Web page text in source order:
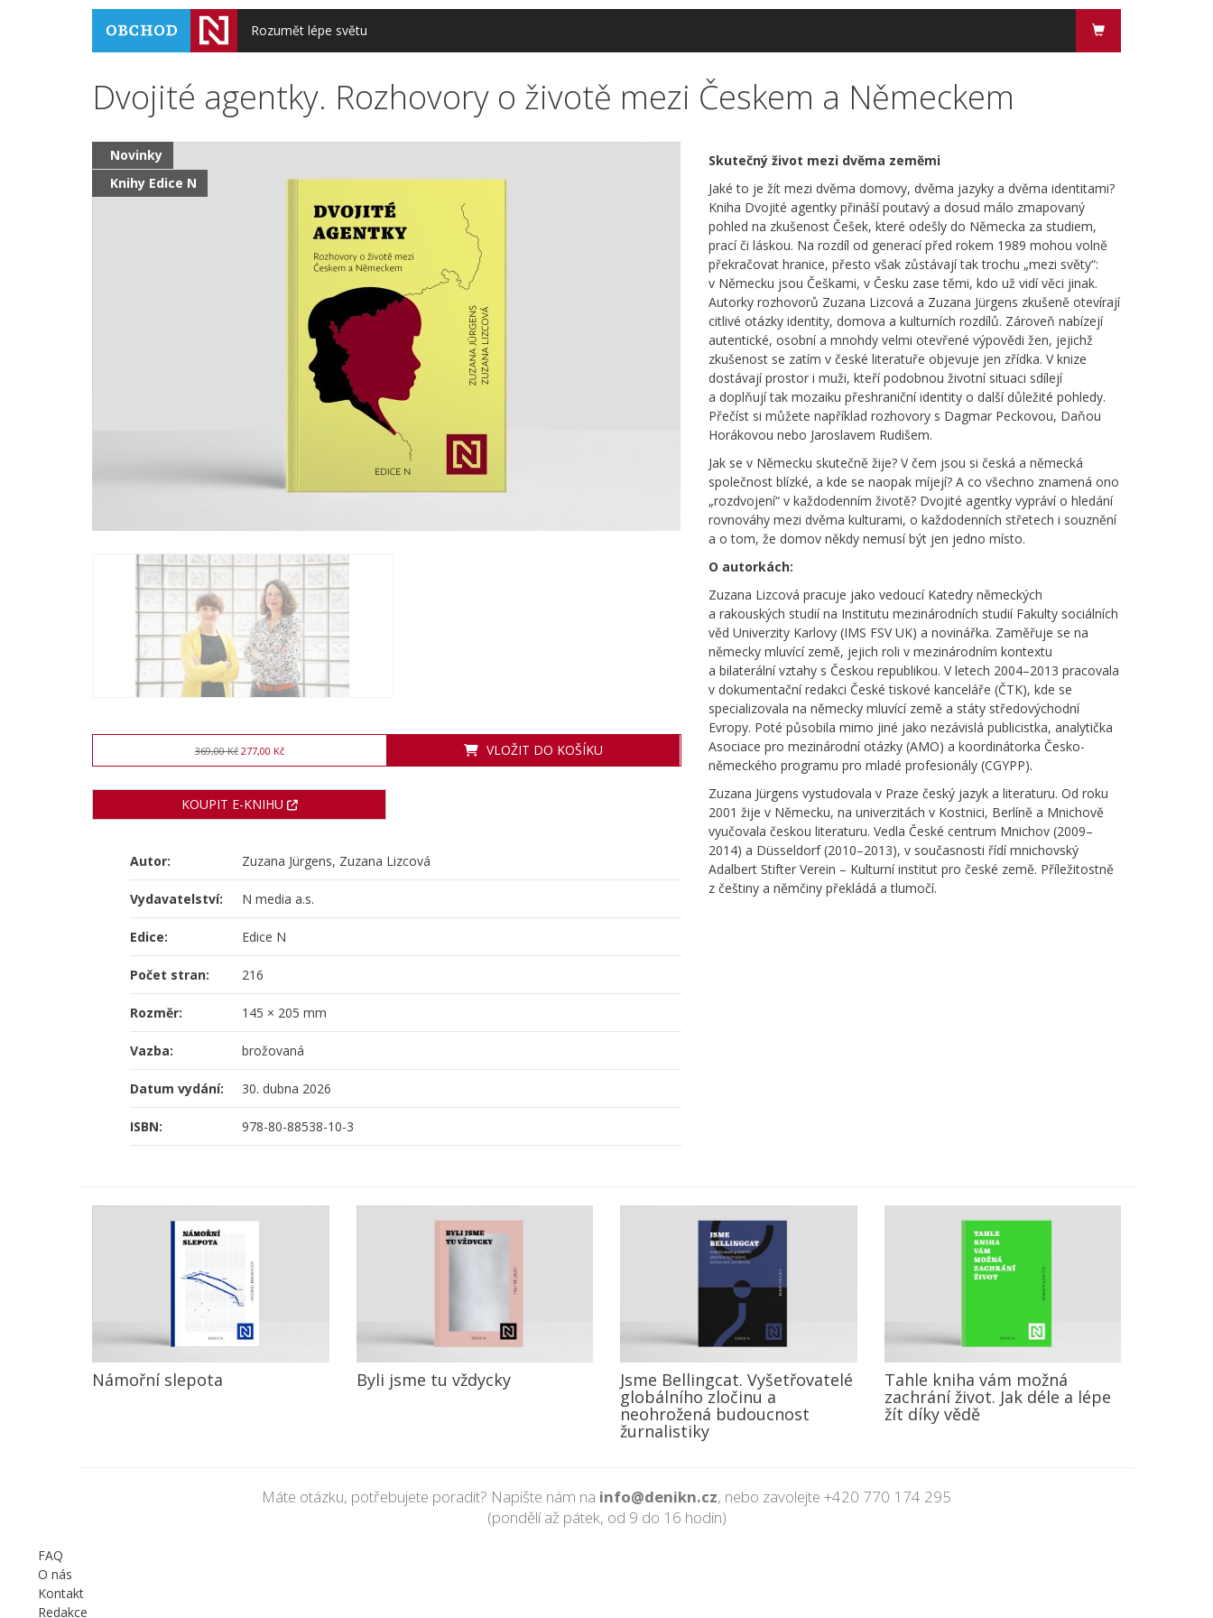
Rozumět lépe světu
Dvojité agentky. Rozhovory o životě mezi Českem a Německem
Novinky
Knihy Edice N
369,00 Kč 277,00 Kč VLOŽIT DO KOŠÍKU
KOUPIT E-KNIHU
Autor: Zuzana Jürgens, Zuzana Lizcová
Vydavatelství: N media a.s.
Edice: Edice N
Počet stran: 216
Rozměr: 145 × 205 mm
Vazba: brožovaná
Datum vydání: 30. dubna 2026
ISBN: 978-80-88538-10-3
Skutečný život mezi dvěma zeměmi
Jaké to je žít mezi dvěma domovy, dvěma jazyky a dvěma identitami?
Kniha Dvojité agentky přináší poutavý a dosud málo zmapovaný
pohled na zkušenost Češek, které odešly do Německa za studiem,
prací či láskou. Na rozdíl od generací před rokem 1989 mohou volně
překračovat hranice, přesto však zůstávají tak trochu „mezi světy“:
v Německu jsou Češkami, v Česku zase těmi, kdo už vidí věci jinak.
Autorky rozhovorů Zuzana Lizcová a Zuzana Jürgens zkušeně otevírají
citlivé otázky identity, domova a kulturních rozdílů. Zároveň nabízejí
autentické, osobní a mnohdy velmi otevřené výpovědi žen, jejichž
zkušenost se zatím v české literatuře objevuje jen zřídka. V knize
dostávají prostor i muži, kteří podobnou životní situaci sdílejí
a doplňují tak mozaiku přeshraniční identity o další důležité pohledy.
Přečíst si můžete například rozhovory s Dagmar Peckovou, Daňou
Horákovou nebo Jaroslavem Rudišem.
Jak se v Německu skutečně žije? V čem jsou si česká a německá
společnost blízké, a kde se naopak míjejí? A co všechno znamená ono
„rozdvojení“ v každodenním životě? Dvojité agentky vypráví o hledání
rovnováhy mezi dvěma kulturami, o každodenních střetech i souznění
a o tom, že domov někdy nemusí být jen jedno místo.
O autorkách:
Zuzana Lizcová pracuje jako vedoucí Katedry německých
a rakouských studií na Institutu mezinárodních studií Fakulty sociálních
věd Univerzity Karlovy (IMS FSV UK) a novinářka. Zaměřuje se na
německy mluvící země, jejich roli v mezinárodním kontextu
a bilaterální vztahy s Českou republikou. V letech 2004–2013 pracovala
v dokumentační redakci České tiskové kanceláře (ČTK), kde se
specializovala na německy mluvící země a státy středovýchodní
Evropy. Poté působila mimo jiné jako nezávislá publicistka, analytička
Asociace pro mezinárodní otázky (AMO) a koordinátorka Česko-
německého programu pro mladé profesionály (CGYPP).
Zuzana Jürgens vystudovala v Praze český jazyk a literaturu. Od roku
2001 žije v Německu, na univerzitách v Kostnici, Berlíně a Mnichově
vyučovala českou literaturu. Vedla České centrum Mnichov (2009–
2014) a Düsseldorf (2010–2013), v současnosti řídí mnichovský
Adalbert Stifter Verein – Kulturní institut pro české země. Příležitostně
z češtiny a němčiny překládá a tlumočí.
Námořní slepota Byli jsme tu vždycky Jsme Bellingcat. Vyšetřovatelé
globálního zločinu a
neohrožená budoucnost
žurnalistiky
Tahle kniha vám možná
zachrání život. Jak déle a lépe
žít díky vědě
Máte otázku, potřebujete poradit? Napište nám na info@denikn.cz, nebo zavolejte +420 770 174 295
(pondělí až pátek, od 9 do 16 hodin)
FAQ
O nás
Kontakt
Redakce